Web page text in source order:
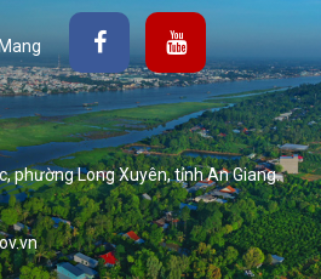
phường Long Xuyên, tỉnh An Giang.